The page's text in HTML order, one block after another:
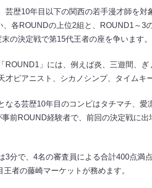
芸歴10年目以下の関西の若手漫才師を
、各ROUNDの上位2組と、ROUND1～3
の決定戦で第15代王者の座を争います。
ROUND1」には、例えば炎、三遊間、
才ピアニスト、シカノシンプ、タイムキ
なる芸歴10年目のコンビはタチマチ、
前ROUND経験者で、前回の決定戦に
3分で、4名の審査員による合計400点満
王者の藤崎マーケットが務めます。